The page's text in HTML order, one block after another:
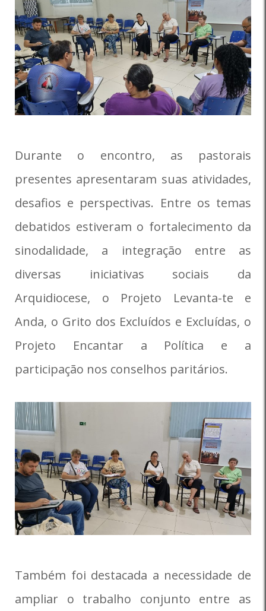
Durante o encontro, as pastorais
presentes apresentaram suas atividades,
desafios e perspectivas. Entre os temas
debatidos estiveram o fortalecimento da
sinodalidade, a integração entre as
diversas iniciativas sociais da
Arquidiocese, o Projeto Levanta-te e
Anda, o Grito dos Excluídos e Excluídas, o
Projeto Encantar a Política e a
participação nos conselhos paritários.
Também foi destacada a necessidade de
ampliar o trabalho conjunto entre as